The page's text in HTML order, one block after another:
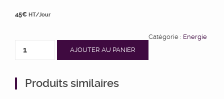
45€ HT/Jour
AJOUTER AU PANIER
Catégorie : Energie
Produits similaires